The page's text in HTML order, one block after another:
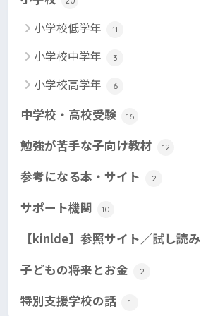
小学校低学年 11
小学校中学年 3
小学校高学年 6
中学校・高校受験 16
勉強が苦手な子向け教材 12
参考になる本・サイト 2
サポート機関 10
【kinlde】参照サイト／試し読み
子どもの将来とお金 2
特別支援学校の話 1